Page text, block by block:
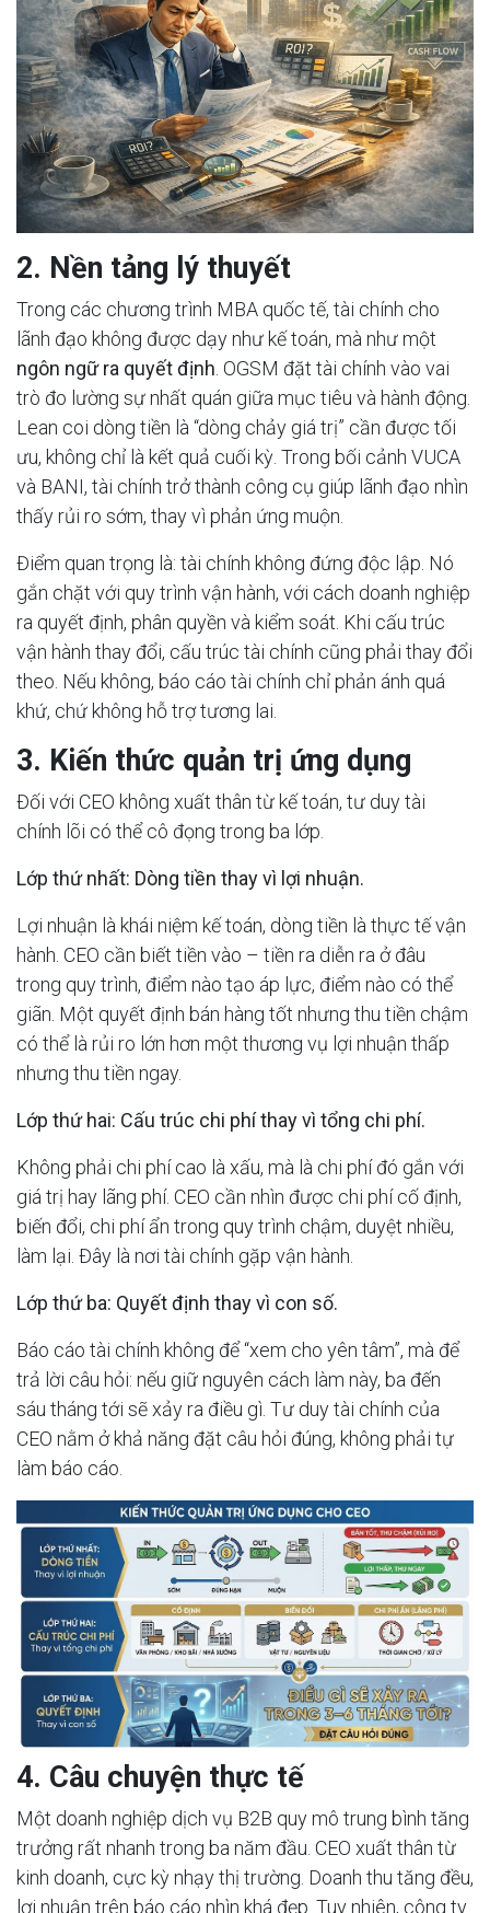
2. Nền tảng lý thuyết
Trong các chương trình MBA quốc tế, tài chính cho
lãnh đạo không được dạy như kế toán, mà như một
ngôn ngữ ra quyết định. OGSM đặt tài chính vào vai
trò đo lường sự nhất quán giữa mục tiêu và hành động.
Lean coi dòng tiền là “dòng chảy giá trị” cần được tối
ưu, không chỉ là kết quả cuối kỳ. Trong bối cảnh VUCA
và BANI, tài chính trở thành công cụ giúp lãnh đạo nhìn
thấy rủi ro sớm, thay vì phản ứng muộn.
Điểm quan trọng là: tài chính không đứng độc lập. Nó
gắn chặt với quy trình vận hành, với cách doanh nghiệp
ra quyết định, phân quyền và kiểm soát. Khi cấu trúc
vận hành thay đổi, cấu trúc tài chính cũng phải thay đổi
theo. Nếu không, báo cáo tài chính chỉ phản ánh quá
khứ, chứ không hỗ trợ tương lai.
3. Kiến thức quản trị ứng dụng
Đối với CEO không xuất thân từ kế toán, tư duy tài
chính lõi có thể cô đọng trong ba lớp.
Lớp thứ nhất: Dòng tiền thay vì lợi nhuận.
Lợi nhuận là khái niệm kế toán, dòng tiền là thực tế vận
hành. CEO cần biết tiền vào – tiền ra diễn ra ở đâu
trong quy trình, điểm nào tạo áp lực, điểm nào có thể
giãn. Một quyết định bán hàng tốt nhưng thu tiền chậm
có thể là rủi ro lớn hơn một thương vụ lợi nhuận thấp
nhưng thu tiền ngay.
Lớp thứ hai: Cấu trúc chi phí thay vì tổng chi phí.
Không phải chi phí cao là xấu, mà là chi phí đó gắn với
giá trị hay lãng phí. CEO cần nhìn được chi phí cố định,
biến đổi, chi phí ẩn trong quy trình chậm, duyệt nhiều,
làm lại. Đây là nơi tài chính gặp vận hành.
Lớp thứ ba: Quyết định thay vì con số.
Báo cáo tài chính không để “xem cho yên tâm”, mà để
trả lời câu hỏi: nếu giữ nguyên cách làm này, ba đến
sáu tháng tới sẽ xảy ra điều gì. Tư duy tài chính của
CEO nằm ở khả năng đặt câu hỏi đúng, không phải tự
làm báo cáo.
4. Câu chuyện thực tế
Một doanh nghiệp dịch vụ B2B quy mô trung bình tăng
trưởng rất nhanh trong ba năm đầu. CEO xuất thân từ
kinh doanh, cực kỳ nhạy thị trường. Doanh thu tăng đều,
lợi nhuận trên báo cáo nhìn khá đẹp. Tuy nhiên, công ty